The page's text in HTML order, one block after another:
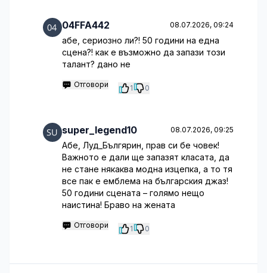
04FFA442 08.07.2026, 09:24
абе, сериозно ли?! 50 години на една
сцена?! как е възможно да запази този
талант? дано не
Отговори 1 0
super_legend10 08.07.2026, 09:25
Абе, Луд_Бългярин, прав си бе човек!
Важното е дали ще запазят класата, да
не стане някаква модна изцепка, а то тя
все пак е емблема на българския джаз!
50 години сцената – голямо нещо
наистина! Браво на жената
Отговори 1 0